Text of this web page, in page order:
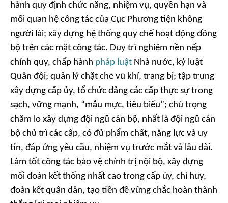
hành quy định chức năng, nhiệm vụ, quyền hạn và
mối quan hệ công tác của Cục Phương tiện không
người lái; xây dựng hệ thống quy chế hoạt động đồng
bộ trên các mặt công tác. Duy trì nghiêm nền nếp
chính quy, chấp hành pháp luật Nhà nước, kỷ luật
Quân đội; quản lý chặt chẽ vũ khí, trang bị; tập trung
xây dựng cấp ủy, tổ chức đảng các cấp thực sự trong
sạch, vững mạnh, “mẫu mực, tiêu biểu”; chú trọng
chăm lo xây dựng đội ngũ cán bộ, nhất là đội ngũ cán
bộ chủ trì các cấp, có đủ phẩm chất, năng lực và uy
tín, đáp ứng yêu cầu, nhiệm vụ trước mắt và lâu dài.
Làm tốt công tác bảo vệ chính trị nội bộ, xây dựng
mối đoàn kết thống nhất cao trong cấp ủy, chỉ huy,
đoàn kết quân dân, tạo tiền đề vững chắc hoàn thành